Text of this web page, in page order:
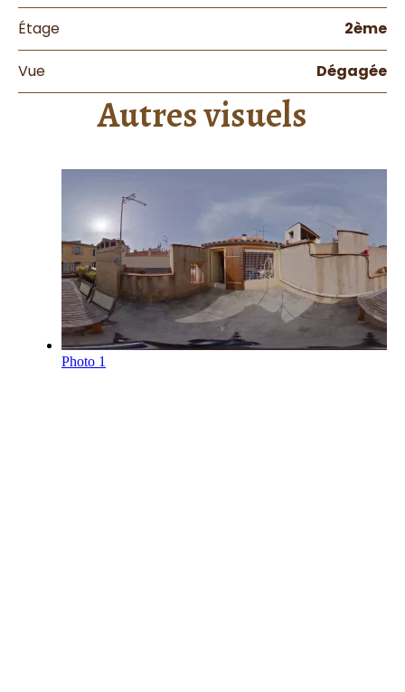
Étage 2ème
Vue Dégagée
Autres visuels